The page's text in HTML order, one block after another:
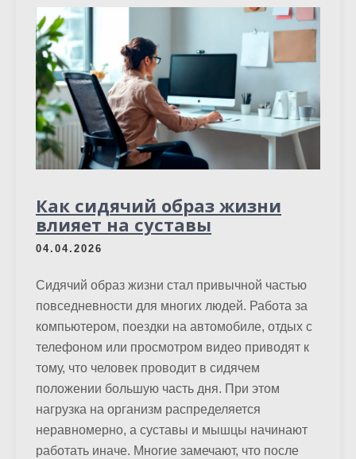
Как сидячий образ жизни
влияет на суставы
04.04.2026
Сидячий образ жизни стал привычной частью
повседневности для многих людей. Работа за
компьютером, поездки на автомобиле, отдых с
телефоном или просмотром видео приводят к
тому, что человек проводит в сидячем
положении большую часть дня. При этом
нагрузка на организм распределяется
неравномерно, а суставы и мышцы начинают
работать иначе. Многие замечают, что после